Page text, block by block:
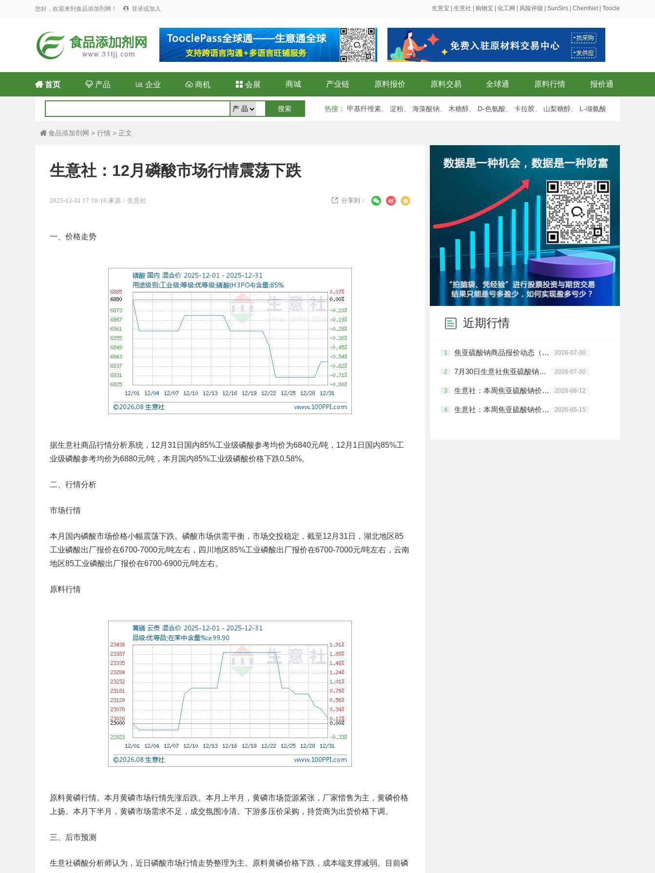
您好，欢迎来到食品添加剂网！  登录或加入 生意宝 生意社 购物宝 化工网 风险评级 SunSirs ChemNet| Toocle
首页 产品 企业  商机  会展 商城 产业链 原料报价 原料交易 全球通 原料行情 报价通
热搜 ： 甲基纤维素 淀粉 海藻酸钠 木糖醇 D-色氨酸 卡拉胶 山梨糖醇 L-缬氨酸
 食品添加剂网 > 行情 > 正文
生意社：12月磷酸市场行情震荡下跌
2025-12-31 17:10:16 来源：生意社  分享到：
一、价格走势
据生意社商品行情分析系统，12月31日国内85%工业级磷酸参考均价为6840元/吨，12月1日国内85%工
业级磷酸参考均价为6880元/吨，本月国内85%工业级磷酸价格下跌0.58%。
二、行情分析
市场行情
本月国内磷酸市场价格小幅震荡下跌。磷酸市场供需平衡，市场交投稳定，截至12月31日，湖北地区85
工业磷酸出厂报价在6700-7000元/吨左右，四川地区85%工业磷酸出厂报价在6700-7000元/吨左右，云南
地区85工业磷酸出厂报价在6700-6900元/吨左右。
原料行情
原料黄磷行情。本月黄磷市场行情先涨后跌。本月上半月，黄磷市场货源紧张，厂家惜售为主，黄磷价格
上扬。本月下半月，黄磷市场需求不足，成交氛围冷清。下游多压价采购，持货商为出货价格下调。
三、后市预测
生意社磷酸分析师认为，近日磷酸市场行情走势整理为主。原料黄磷价格下跌，成本端支撑减弱。目前磷
近期行情
1 焦亚硫酸钠商品报价动态（2026-07-30） 2026-07-30
2 7月30日生意社焦亚硫酸钠基准价为3976.67元/吨 2026-07-30
3 生意社：本周焦亚硫酸钠价格上涨(6.8-6.12） 2026-06-12
4 生意社：本周焦亚硫酸钠价格上涨(5.11-5.15) 2026-05-15